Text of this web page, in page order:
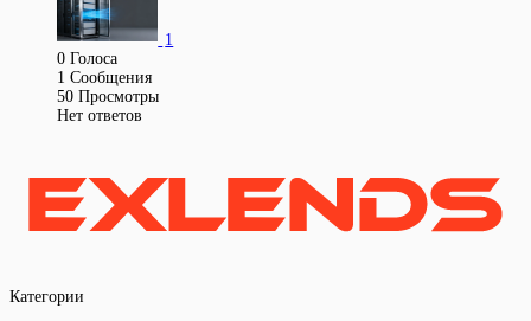
1
0 Голоса
1 Сообщения
50 Просмотры
Нет ответов
Категории